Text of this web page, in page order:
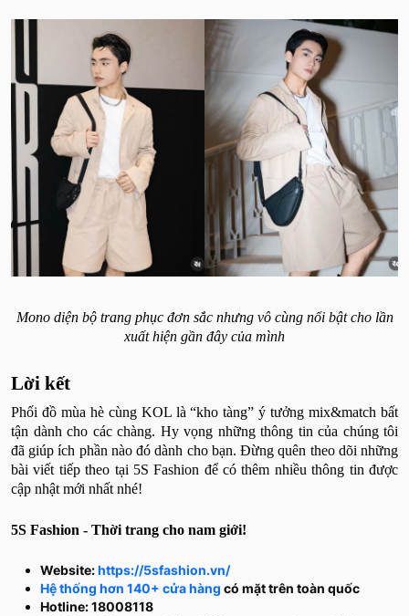
Mono diện bộ trang phục đơn sắc nhưng vô cùng nổi bật cho lần
xuất hiện gần đây của mình
Lời kết
Phối đồ mùa hè cùng KOL là “kho tàng” ý tưởng mix&match bất
tận dành cho các chàng. Hy vọng những thông tin của chúng tôi
đã giúp ích phần nào đó dành cho bạn. Đừng quên theo dõi những
bài viết tiếp theo tại 5S Fashion để có thêm nhiều thông tin được
cập nhật mới nhất nhé!
5S Fashion - Thời trang cho nam giới!
Website:https://5sfashion.vn/
Hệ thống hơn 140+ cửa hàng có mặt trên toàn quốc
Hotline: 18008118